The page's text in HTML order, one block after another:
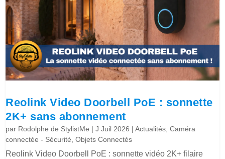
Reolink Video Doorbell PoE : sonnette
2K+ sans abonnement
par Rodolphe de StylistMe |J Juil 2026 |Actualités,Caméra
connectée - Sécurité,Objets Connectés
Reolink Video Doorbell PoE : sonnette vidéo 2K+ filaire